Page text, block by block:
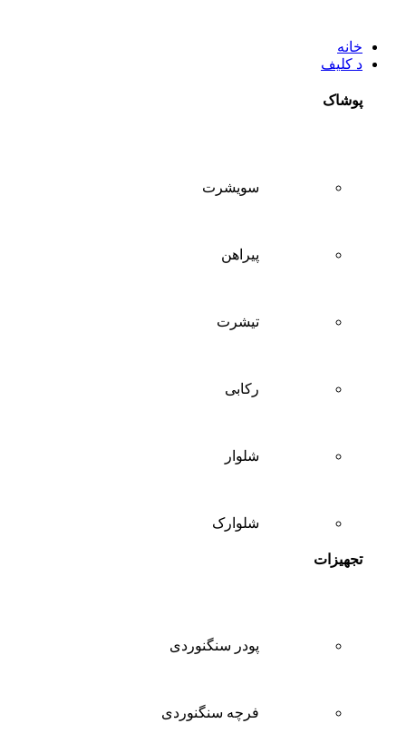
خانه
د کلیف
پوشاک
سويشرت
پیراهن
تيشرت
ركابی
شلوار
شلوارک
تجهیزات
پودر سنگنوردی
فرچه سنگنوردی